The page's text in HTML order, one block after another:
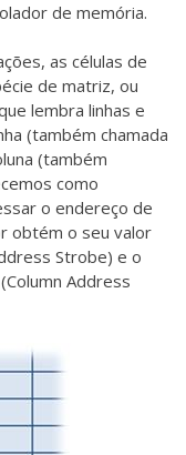
de memória.
as células de
de matriz, ou
lembra linhas e
(também chamada
(também
como
o endereço de
obtém o seu valor
Strobe) e o
Address